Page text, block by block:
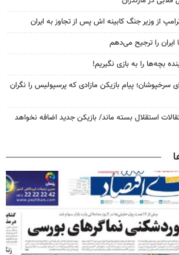
از وزیر جنگ کابینه اش پس از تجاوز به ایران
ایران را ترجیح می‌دهم
بچه‌ها را به بازی نگیریم!
سرخپوشان؛ پیام بازیکن مازادی که پرسپولیس را نگران
استقلال بسته ماند/ بازیکن جدید اضافه نخواهد